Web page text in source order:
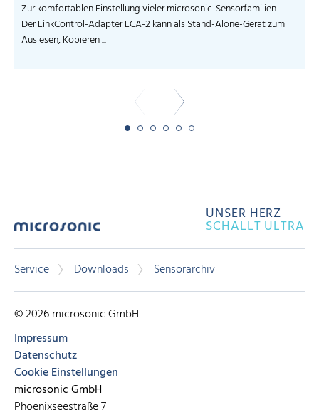
Zur komfortablen Einstellung vieler microsonic-Sensorfamilien.
Der LinkControl-Adapter LCA-2 kann als Stand-Alone-Gerät zum
Auslesen, Kopieren ...
UNSER HERZ
SCHALLT ULTRA
Service Downloads Sensorarchiv
© 2026 microsonic GmbH
Impressum
Datenschutz
Cookie Einstellungen
microsonic GmbH
Phoenixseestraße 7